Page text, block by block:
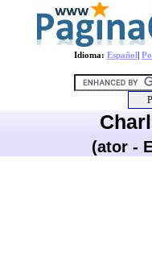
Idioma: Español|
(ator -